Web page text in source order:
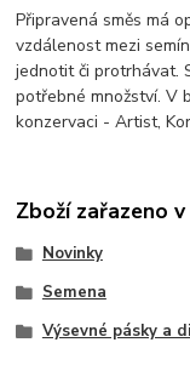
Připravená směs má
vzdálenost mezi
jednotit či protrhávat.
potřebné množství. V
konzervaci - Artist,
Zboží zařazeno
Novinky
Semena
Výsevné pásky a